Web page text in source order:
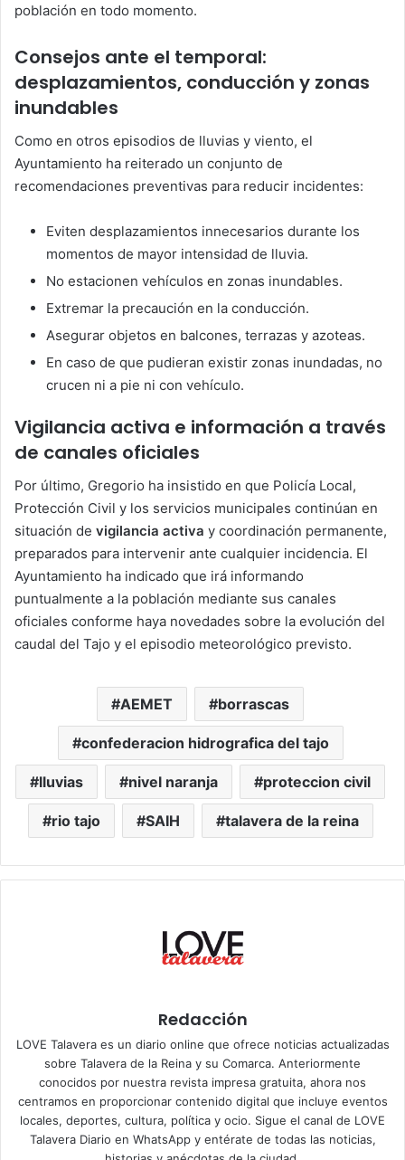
población en todo momento.
Consejos ante el temporal:
desplazamientos, conducción y zonas
inundables
Como en otros episodios de lluvias y viento, el
Ayuntamiento ha reiterado un conjunto de
recomendaciones preventivas para reducir incidentes:
Eviten desplazamientos innecesarios durante los
momentos de mayor intensidad de lluvia.
No estacionen vehículos en zonas inundables.
Extremar la precaución en la conducción.
Asegurar objetos en balcones, terrazas y azoteas.
En caso de que pudieran existir zonas inundadas, no
crucen ni a pie ni con vehículo.
Vigilancia activa e información a través
de canales oficiales
Por último, Gregorio ha insistido en que Policía Local,
Protección Civil y los servicios municipales continúan en
situación de vigilancia activa y coordinación permanente,
preparados para intervenir ante cualquier incidencia. El
Ayuntamiento ha indicado que irá informando
puntualmente a la población mediante sus canales
oficiales conforme haya novedades sobre la evolución del
caudal del Tajo y el episodio meteorológico previsto.
AEMET borrascas
confederacion hidrografica del tajo
lluvias nivel naranja proteccion civil
rio tajo SAIH talavera de la reina
Redacción
LOVE Talavera es un diario online que ofrece noticias actualizadas
sobre Talavera de la Reina y su Comarca. Anteriormente
conocidos por nuestra revista impresa gratuita, ahora nos
centramos en proporcionar contenido digital que incluye eventos
locales, deportes, cultura, política y ocio. Sigue el canal de LOVE
Talavera Diario en WhatsAppy entérate de todas las noticias,